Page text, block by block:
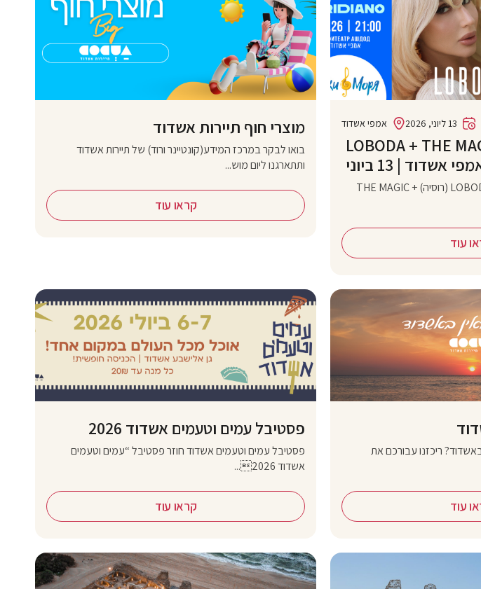
אמפי אשדוד 13 ליוני, 2026
‏LOBODA + THE
חגיגה מוזיקלית בינלאומית: LOBODA (רוסיה) + THE MAGIC
עוד
מוצרי חוף תיירות אשדוד
בואו לבקר במרכז המידע(קונטיינר ורוד) של תיירות אשדוד
ותתארגנו ליום מוש...
קראו עוד
ריכזנו עבורכם את
עוד
פסטיבל עמים וטעמים אשדוד 2026
פסטיבל עמים וטעמים אשדוד חוזר פסטיבל “עמים וטעמים
אשדוד 2026...
קראו עוד